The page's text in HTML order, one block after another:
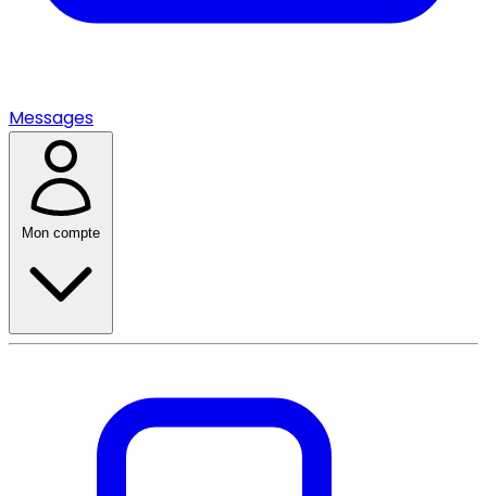
Messages
Mon compte